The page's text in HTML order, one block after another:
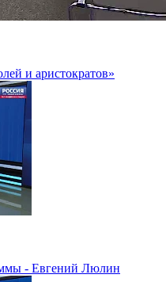
и аристократов»
- Евгений Люлин